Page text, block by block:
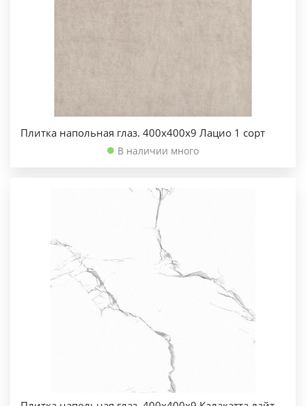
Плитка напольная глаз. 400х400х9 Лацио 1 сорт
В наличии много